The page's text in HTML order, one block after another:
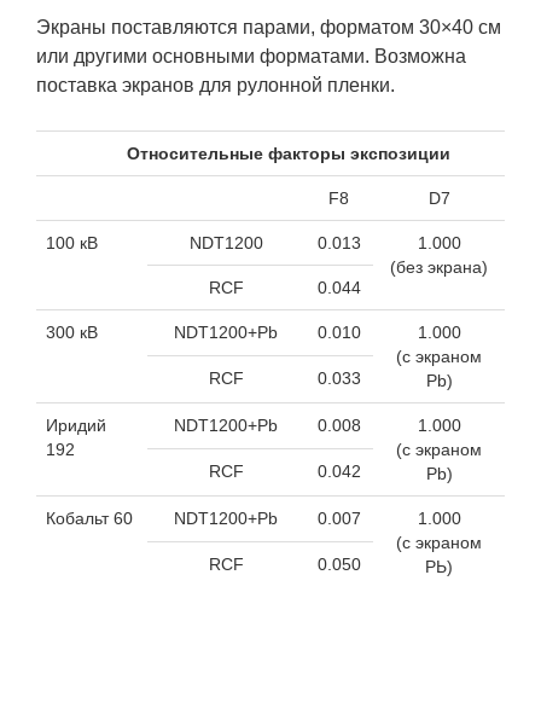
Экраны поставляются парами, форматом 30×40 см
или другими основными форматами. Возможна
поставка экранов для рулонной пленки.
Относительные факторы экспозиции
F8 D7
100 кВ NDT1200 0.013
1.000
(без экрана)
RCF
0.044
300 кВ NDT1200+Pb 0.010
1.000
(с экраном
Pb)
RCF 0.033
Иридий
192
NDT1200+Pb 0.008
1.000
(с экраном
Pb)
RCF 0.042
Кобальт 60 NDT1200+Pb 0.007
1.000
(с экраном
РЬ)
RCF 0.050